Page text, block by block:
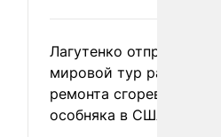
Лагутенко отправился в
мировой тур ради
ремонта сгоревшего
особняка в США